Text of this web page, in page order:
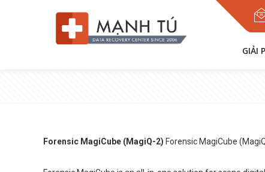
GIẢI
Forensic MagiCube (MagiQ-2) Forensic MagiCube